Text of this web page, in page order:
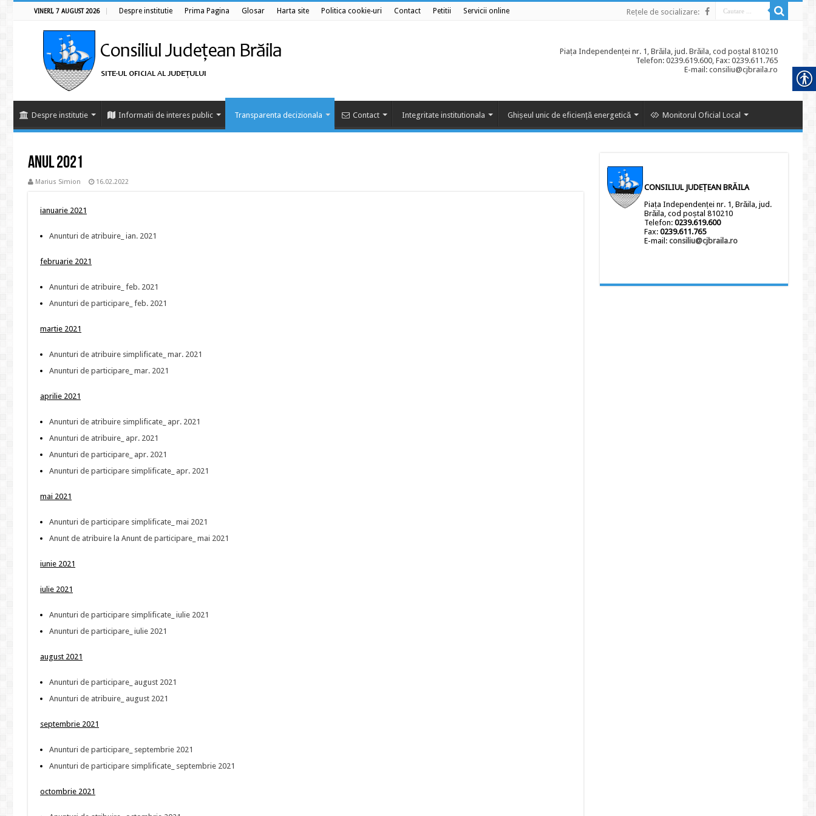
VINERI, 7 AUGUST 2026 Despre institutie Prima Pagina Glosar Harta site Politica cookie-uri Contact Petitii Servicii online Rețele de socializare:
Piața Independenței nr. 1, Brăila, jud. Brăila, cod poștal 810210
Telefon: 0239.619.600, Fax: 0239.611.765
E-mail: consiliu@cjbraila.ro
Despre institutie Informatii de interes public Transparenta decizionala Contact Integritate institutionala Ghișeul unic de eficiență energetică Monitorul Oficial Local
Anul 2021
Marius Simion 16.02.2022
ianuarie 2021
Anunturi de atribuire_ ian. 2021
februarie 2021
Anunturi de atribuire_ feb. 2021
Anunturi de participare_ feb. 2021
martie 2021
Anunturi de atribuire simplificate_ mar. 2021
Anunturi de participare_ mar. 2021
aprilie 2021
Anunturi de atribuire simplificate_ apr. 2021
Anunturi de atribuire_ apr. 2021
Anunturi de participare_ apr. 2021
Anunturi de participare simplificate_ apr. 2021
mai 2021
Anunturi de participare simplificate_ mai 2021
Anunt de atribuire la Anunt de participare_ mai 2021
iunie 2021
iulie 2021
Anunturi de participare simplificate_ iulie 2021
Anunturi de participare_ iulie 2021
august 2021
Anunturi de participare_ august 2021
Anunturi de atribuire_ august 2021
septembrie 2021
Anunturi de participare_ septembrie 2021
Anunturi de participare simplificate_ septembrie 2021
octombrie 2021
CONSILIUL JUDEȚEAN BRĂILA
Piața Independenței nr. 1, Brăila, jud.
Brăila, cod poștal 810210
Telefon: 0239.619.600
Fax: 0239.611.765
E-mail: consiliu@cjbraila.ro